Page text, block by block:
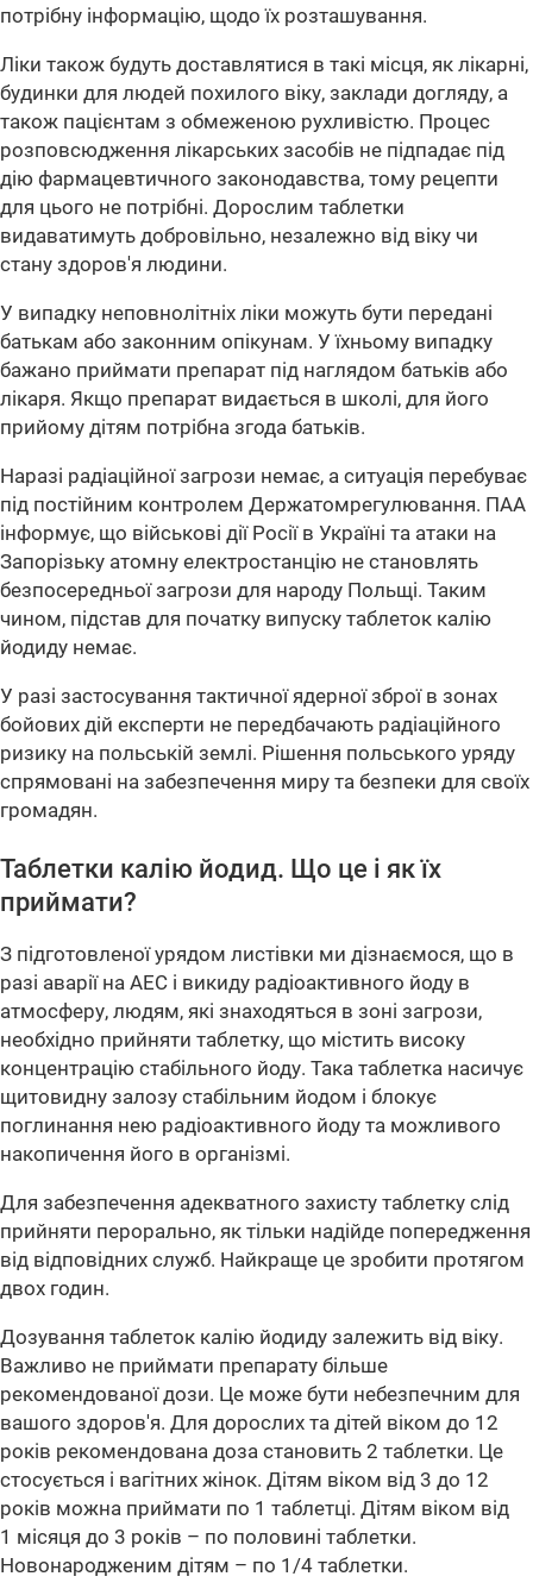
потрібну інформацію, щодо їх розташування.
Ліки також будуть доставлятися в такі місця, як лікарні,
будинки для людей похилого віку, заклади догляду, а
також пацієнтам з обмеженою рухливістю. Процес
розповсюдження лікарських засобів не підпадає під
дію фармацевтичного законодавства, тому рецепти
для цього не потрібні. Дорослим таблетки
видаватимуть добровільно, незалежно від віку чи
стану здоров'я людини.
У випадку неповнолітніх ліки можуть бути передані
батькам або законним опікунам. У їхньому випадку
бажано приймати препарат під наглядом батьків або
лікаря. Якщо препарат видається в школі, для його
прийому дітям потрібна згода батьків.
Наразі радіаційної загрози немає, а ситуація перебуває
під постійним контролем Держатомрегулювання. ПАА
інформує, що військові дії Росії в Україні та атаки на
Запорізьку атомну електростанцію не становлять
безпосередньої загрози для народу Польщі. Таким
чином, підстав для початку випуску таблеток калію
йодиду немає.
У разі застосування тактичної ядерної зброї в зонах
бойових дій експерти не передбачають радіаційного
ризику на польській землі. Рішення польського уряду
спрямовані на забезпечення миру та безпеки для своїх
громадян.
Таблетки калію йодид. Що це і як їх
приймати?
З підготовленої урядом листівки ми дізнаємося, що в
разі аварії на АЕС і викиду радіоактивного йоду в
атмосферу, людям, які знаходяться в зоні загрози,
необхідно прийняти таблетку, що містить високу
концентрацію стабільного йоду. Така таблетка насичує
щитовидну залозу стабільним йодом і блокує
поглинання нею радіоактивного йоду та можливого
накопичення його в організмі.
Для забезпечення адекватного захисту таблетку слід
прийняти перорально, як тільки надійде попередження
від відповідних служб. Найкраще це зробити протягом
двох годин.
Дозування таблеток калію йодиду залежить від віку.
Важливо не приймати препарату більше
рекомендованої дози. Це може бути небезпечним для
вашого здоров'я. Для дорослих та дітей віком до 12
років рекомендована доза становить 2 таблетки. Це
стосується і вагітних жінок. Дітям віком від 3 до 12
років можна приймати по 1 таблетці. Дітям віком від
1 місяця до 3 років – по половині таблетки.
Новонародженим дітям – по 1/4 таблетки.